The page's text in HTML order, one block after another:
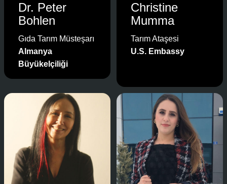
Dr. Peter
Bohlen
Gıda Tarım Müsteşarı
Almanya
Büyükelçiliği
Christine
Mumma
Tarım Ataşesi
U.S. Embassy